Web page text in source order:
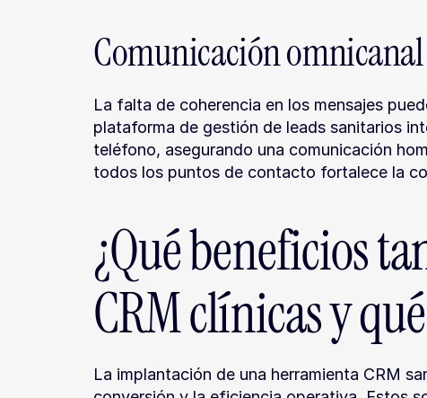
Comunicación
La falta de coherencia en los mensajes
plataforma de gestión de leads sanitarios
teléfono, asegurando una comunicación
todos los puntos de contacto fortalece la
¿Qué beneficios
CRM clínicas y
La implantación de una herramienta CRM